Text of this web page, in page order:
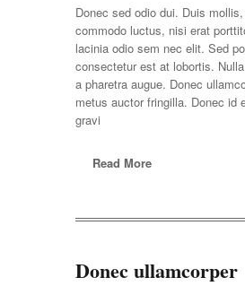
Donec sed odio dui. Duis
commodo luctus, nisi erat
lacinia odio sem nec elit. Sed
consectetur est at lobortis.
a pharetra augue. Donec
metus auctor fringilla. Donec id
gravi
Read More
Donec ullamcorper